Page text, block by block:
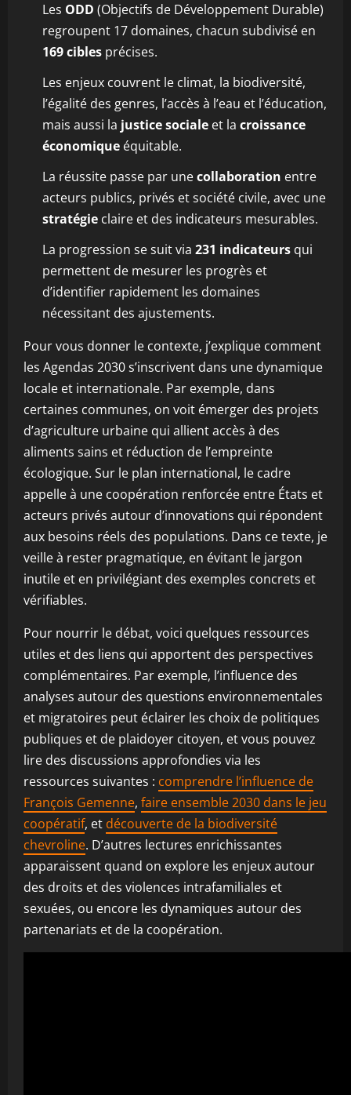
Les ODD (Objectifs de Développement Durable)
regroupent 17 domaines, chacun subdivisé en
169 cibles précises.
Les enjeux couvrent le climat, la biodiversité,
l’égalité des genres, l’accès à l’eau et l’éducation,
mais aussi la justice sociale et la croissance
économique équitable.
La réussite passe par unecollaboration entre
acteurs publics, privés et société civile, avec une
stratégie claire et des indicateurs mesurables.
La progression se suit via 231 indicateurs qui
permettent de mesurer les progrès et
d’identifier rapidement les domaines
nécessitant des ajustements.
Pour vous donner le contexte, j’explique comment
les Agendas 2030 s’inscrivent dans une dynamique
locale et internationale. Par exemple, dans
certaines communes, on voit émerger des projets
d’agriculture urbaine qui allient accès à des
aliments sains et réduction de l’empreinte
écologique. Sur le plan international, le cadre
appelle à une coopération renforcée entre États et
acteurs privés autour d’innovations qui répondent
aux besoins réels des populations. Dans ce texte, je
veille à rester pragmatique, en évitant le jargon
inutile et en privilégiant des exemples concrets et
vérifiables.
Pour nourrir le débat, voici quelques ressources
utiles et des liens qui apportent des perspectives
complémentaires. Par exemple, l’influence des
analyses autour des questions environnementales
et migratoires peut éclairer les choix de politiques
publiques et de plaidoyer citoyen, et vous pouvez
lire des discussions approfondies via les
ressources suivantes : comprendre l’influence de
François Gemenne, faire ensemble 2030 dans le jeu
coopératif, et découverte de la biodiversité
chevroline. D’autres lectures enrichissantes
apparaissent quand on explore les enjeux autour
des droits et des violences intrafamiliales et
sexuées, ou encore les dynamiques autour des
partenariats et de la coopération.